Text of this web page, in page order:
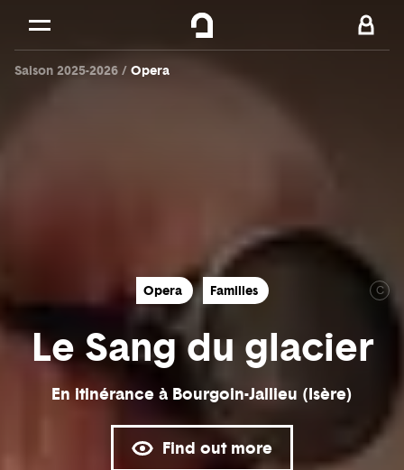
Skip to
Saison 2025-2026 Opera
C
Opera Families
Le Sang du glacier
En itinérance à Bourgoin-Jallieu (Isère)
Find out more